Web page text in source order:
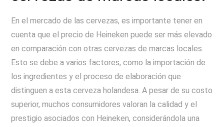
En el mercado de las cervezas, es importante tener en
cuenta que el precio de Heineken puede ser más elevado
en comparación con otras cervezas de marcas locales.
Esto se debe a varios factores, como la importación de
los ingredientes y el proceso de elaboración que
distinguen a esta cerveza holandesa. A pesar de su costo
superior, muchos consumidores valoran la calidad y el
prestigio asociados con Heineken, considerándola una